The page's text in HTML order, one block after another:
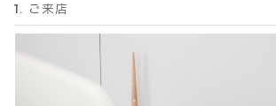
1. ご来店